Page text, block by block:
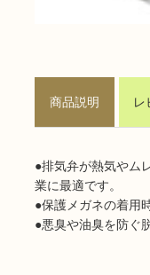
商品説明 レ
●排気弁が熱気やム
業に最適です。
●保護メガネの着用
●悪臭や油臭を防ぐ